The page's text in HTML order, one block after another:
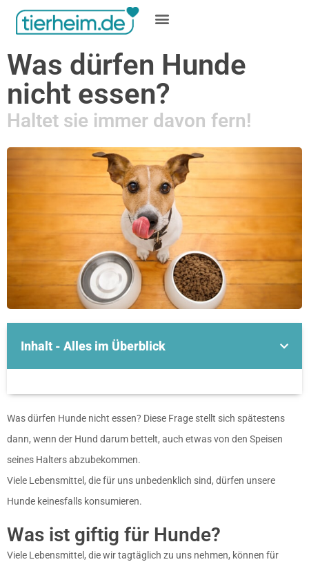
Was dürfen Hunde
nicht essen?
Haltet sie immer davon fern!
Inhalt - Alles im Überblick
Was dürfen Hunde nicht essen? Diese Frage stellt sich spätestens
dann, wenn der Hund darum bettelt, auch etwas von den Speisen
seines Halters abzubekommen.
Viele Lebensmittel, die für uns unbedenklich sind, dürfen unsere
Hunde keinesfalls konsumieren.
Was ist giftig für Hunde?
Viele Lebensmittel, die wir tagtäglich zu uns nehmen, können für